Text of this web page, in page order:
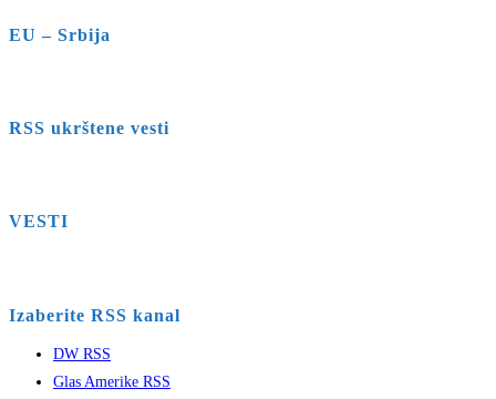
EU – Srbija
RSS ukrštene vesti
VESTI
Izaberite RSS kanal
DW RSS
Glas Amerike RSS